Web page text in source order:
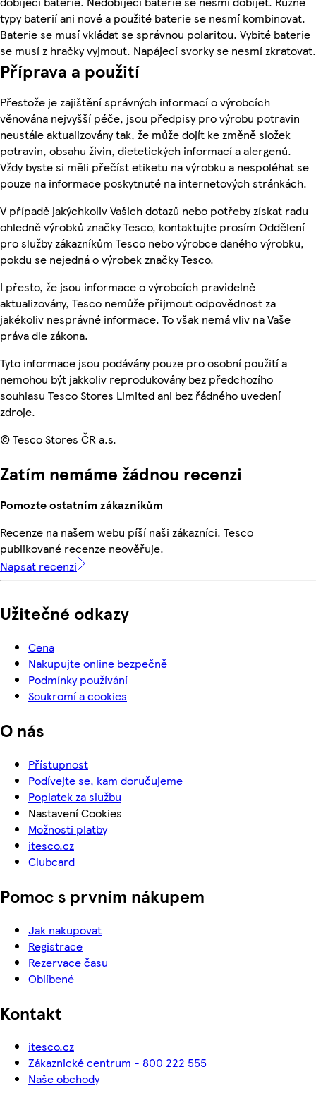
typy baterií ani nové a použité baterie se nesmí kombinovat.
Baterie se musí vkládat se správnou polaritou. Vybité baterie
se musí z hračky vyjmout. Napájecí svorky se nesmí zkratovat.
Příprava a použití
Přestože je zajištění správných informací o výrobcích
věnována nejvyšší péče, jsou předpisy pro výrobu potravin
neustále aktualizovány tak, že může dojít ke změně složek
potravin, obsahu živin, dietetických informací a alergenů.
Vždy byste si měli přečíst etiketu na výrobku a nespoléhat se
pouze na informace poskytnuté na internetových stránkách.
V případě jakýchkoliv Vašich dotazů nebo potřeby získat radu
ohledně výrobků značky Tesco, kontaktujte prosím Oddělení
pro služby zákazníkům Tesco nebo výrobce daného výrobku,
pokdu se nejedná o výrobek značky Tesco.
I přesto, že jsou informace o výrobcích pravidelně
aktualizovány, Tesco nemůže přijmout odpovědnost za
jakékoliv nesprávné informace. To však nemá vliv na Vaše
práva dle zákona.
Tyto informace jsou podávány pouze pro osobní použití a
nemohou být jakkoliv reprodukovány bez předchozího
souhlasu Tesco Stores Limited ani bez řádného uvedení
zdroje.
© Tesco Stores ČR a.s.
Zatím nemáme žádnou recenzi
Pomozte ostatním zákazníkům
Recenze na našem webu píší naši zákazníci. Tesco
publikované recenze neověřuje.
Napsat recenzi
Užitečné odkazy
Cena
Nakupujte online bezpečně
Podmínky používání
Soukromí a cookies
O nás
Přístupnost
Podívejte se, kam doručujeme
Poplatek za službu
Nastavení Cookies
Možnosti platby
itesco.cz
Clubcard
Pomoc s prvním nákupem
Jak nakupovat
Registrace
Rezervace času
Oblíbené
Kontakt
itesco.cz
Zákaznické centrum - 800 222 555
Naše obchody